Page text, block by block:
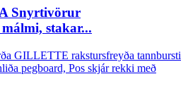
Snyrtivörur
stakar...